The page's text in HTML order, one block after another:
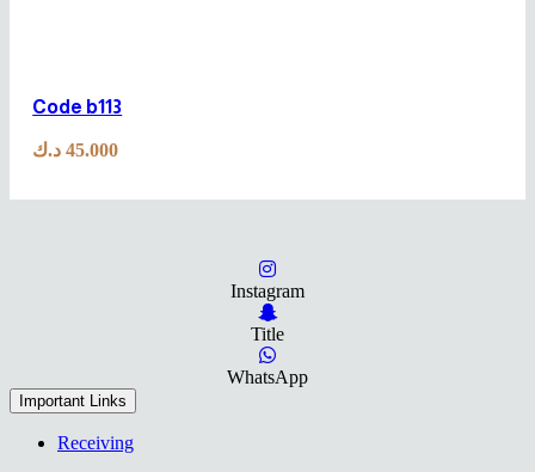
Code b113
45.000 د.ك
Instagram
Title
WhatsApp
Important Links
Receiving